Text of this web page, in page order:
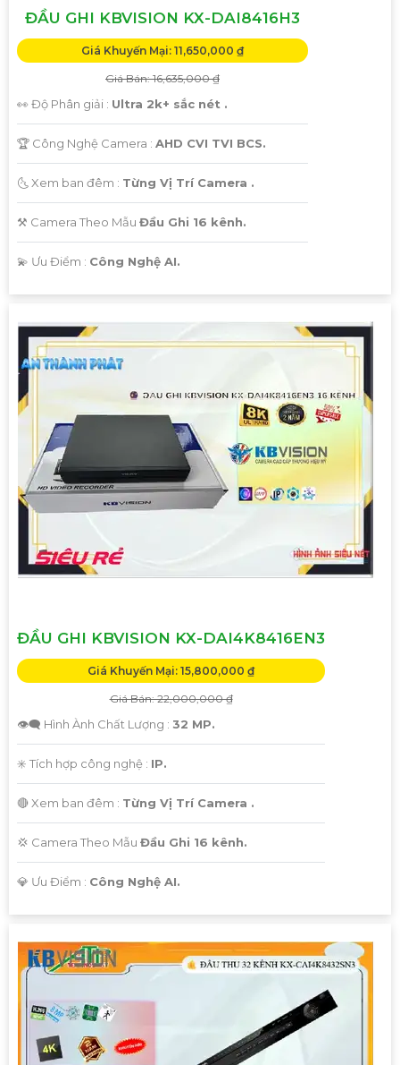
ĐẦU GHI KBVISION KX-DAI8416H3
Giá Khuyến Mại: 11,650,000 ₫
Giá Bán: 16,635,000 ₫
👀 Độ Phân giải : Ultra 2k+ sắc nét .
🏆 Công Nghệ Camera : AHD CVI TVI BCS.
🌜 Xem ban đêm : Từng Vị Trí Camera .
⚒ Camera Theo Mẫu Đầu Ghi 16 kênh.
️💫 Ưu Điểm : Công Nghệ AI.
ĐẦU GHI KBVISION KX-DAI4K8416EN3
Giá Khuyến Mại: 15,800,000 ₫
Giá Bán: 22,000,000 ₫
👁️‍🗨 Hình Ành Chất Lượng : 32 MP.
✳️ Tích hợp công nghệ : IP.
🔴 Xem ban đêm : Từng Vị Trí Camera .
💢 Camera Theo Mẫu Đầu Ghi 16 kênh.
️💎 Ưu Điểm : Công Nghệ AI.